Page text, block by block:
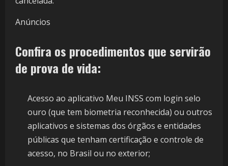
Anúncios
Confira os procedimentos que servirão
de prova de vida:
Acesso ao aplicativo Meu INSS com login selo
ouro (que tem biometria reconhecida) ou outros
aplicativos e sistemas dos órgãos e entidades
públicas que tenham certificação e controle de
acesso, no Brasil ou no exterior;